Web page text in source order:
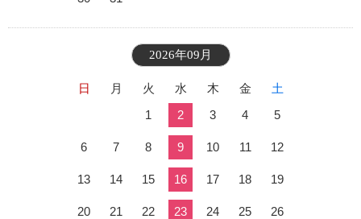
2026年09月
日 月 火 水 木 金
土
1
2 3 4 5
6 7 8 9 10 11 12
13 14 15 16 17 18 19
20 21 22 23 24 25 26